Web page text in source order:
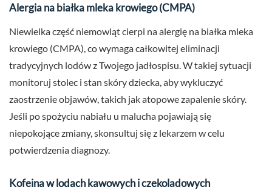
Alergia na białka mleka krowiego (CMPA)
Niewielka część niemowląt cierpi na alergię na białka mleka
krowiego (CMPA), co wymaga całkowitej eliminacji
tradycyjnych lodów z Twojego jadłospisu. W takiej sytuacji
monitoruj stolec i stan skóry dziecka, aby wykluczyć
zaostrzenie objawów, takich jak atopowe zapalenie skóry.
Jeśli po spożyciu nabiału u malucha pojawiają się
niepokojące zmiany, skonsultuj się z lekarzem w celu
potwierdzenia diagnozy.
Kofeina w lodach kawowych i czekoladowych